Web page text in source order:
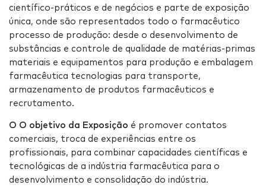
científico-práticos e de negócios e parte de exposição
única, onde são representados todo o farmacêutico
processo de produção: desde o desenvolvimento de
substâncias e controle de qualidade de matérias-primas
materiais e equipamentos para produção e embalagem
farmacêutica tecnologias para transporte,
armazenamento de produtos farmacêuticos e
recrutamento.
O O objetivo da Exposição é promover contatos
comerciais, troca de experiências entre os
profissionais, para combinar capacidades científicas e
tecnológicas de a indústria farmacêutica para o
desenvolvimento e consolidação do indústria.